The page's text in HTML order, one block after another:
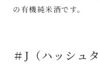
の有機純米酒です。
＃J（ハッシュ